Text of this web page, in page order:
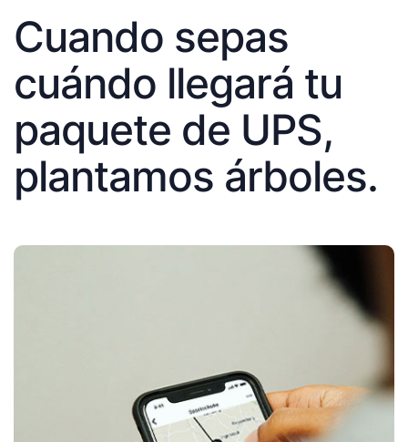
Cuando sepas
cuándo llegará tu
paquete de UPS,
plantamos árboles.